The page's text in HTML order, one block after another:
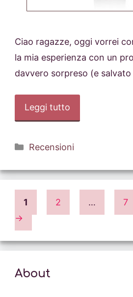
Ciao ragazze, oggi vorrei
la mia esperienza con un
davvero sorpreso (e
Leggi tutto
Categorie
Recensioni
Pagina
1 Pagina
2 … 7
→
About